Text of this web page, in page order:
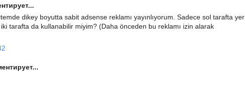
dikey boyutta sabit adsense reklamı yayınlıyorum. Sadece sol tarafta yer
tarafta da kullanabilir miyim? (Daha önceden bu reklamı izin alarak